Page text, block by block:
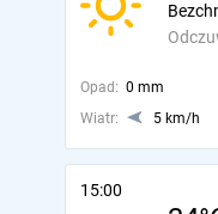
Opad: 0 mm
Wiatr:
5 km/h
15:00